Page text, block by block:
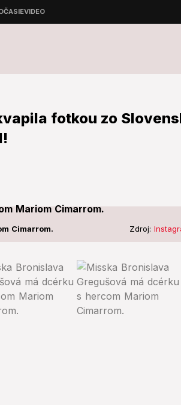
fotkou zo
Cimarrom. Zdroj: